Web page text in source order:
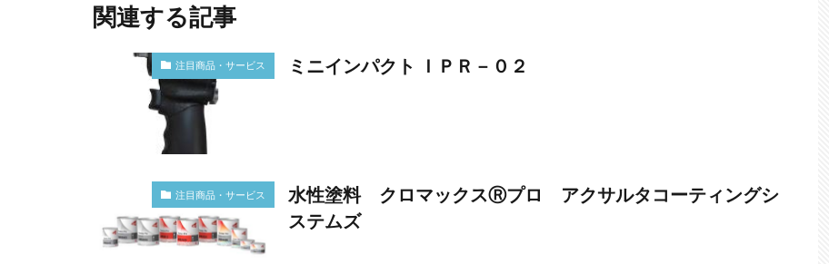
関連する記事
注目商品・サービス ミニインパクト ＩＰＲ－０２
注目商品・サービス
水性塗料 クロマックスⓇプロ アクサルタコーティングシ
ステムズ